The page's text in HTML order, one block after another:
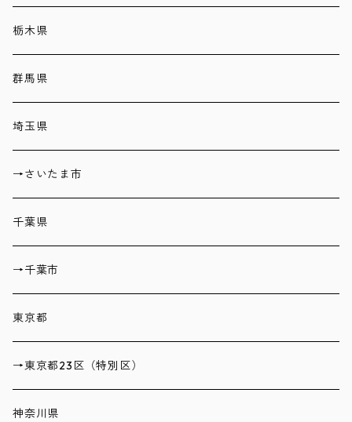
栃木県
群馬県
埼玉県
→さいたま市
千葉県
→千葉市
東京都
→東京都23区（特別区）
神奈川県